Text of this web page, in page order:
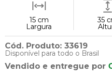
15 cm
Largura
35
Cód. Produto: 33619
Disponível para todo o Brasil
Vendido e entregue por